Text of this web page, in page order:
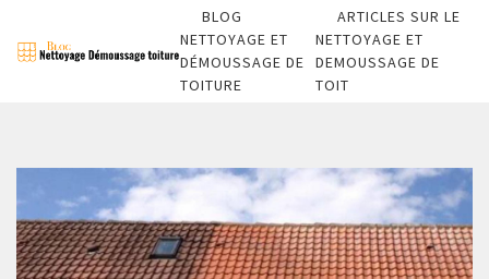
BLOG
NETTOYAGE ET
DÉMOUSSAGE DE
TOITURE
ARTICLES SUR LE
NETTOYAGE ET
DEMOUSSAGE DE
TOIT